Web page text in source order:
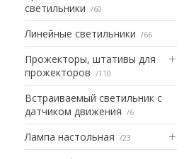
светильники
60
Линейные светильники 66
Прожекторы, штативы для
прожекторов
110
Встраиваемый светильник с
датчиком движения
6
Лампа настольная 23